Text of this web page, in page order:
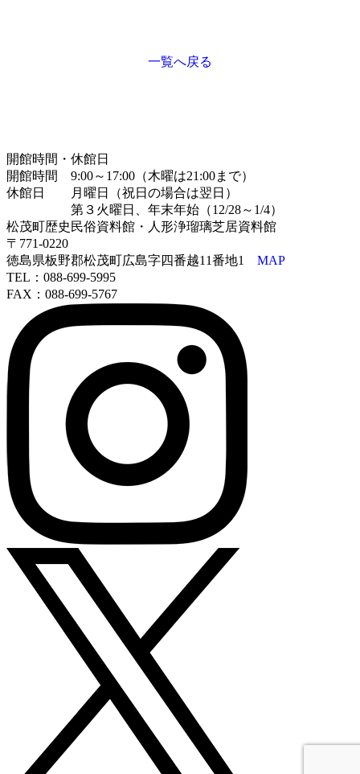
一覧へ戻る
開館時間・休館日
開館時間 9:00～17:00（木曜は21:00まで）
休館日 月曜日（祝日の場合は翌日）
第３火曜日、年末年始（12/28～1/4）
松茂町歴史民俗資料館・人形浄瑠璃芝居資料館
〒771-0220
徳島県板野郡松茂町広島字四番越11番地1 MAP
TEL：088-699-5995
FAX：088-699-5767